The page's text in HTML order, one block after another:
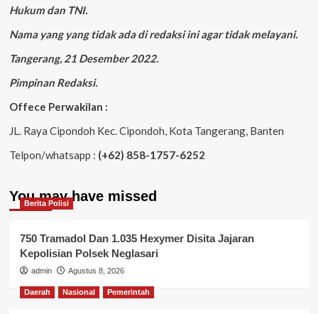
Hukum dan TNI.
Nama yang yang tidak ada di redaksi ini agar tidak melayani.
Tangerang, 21 Desember 2022.
Pimpinan Redaksi.
Offece Perwakilan :
JL. Raya Cipondoh Kec. Cipondoh, Kota Tangerang, Banten
Telpon/whatsapp : (+62) 858-1757-6252
You may have missed
Berita Polisi
750 Tramadol Dan 1.035 Hexymer Disita Jajaran
Kepolisian Polsek Neglasari
admin Agustus 8, 2026
Daerah Nasional Pemerintah